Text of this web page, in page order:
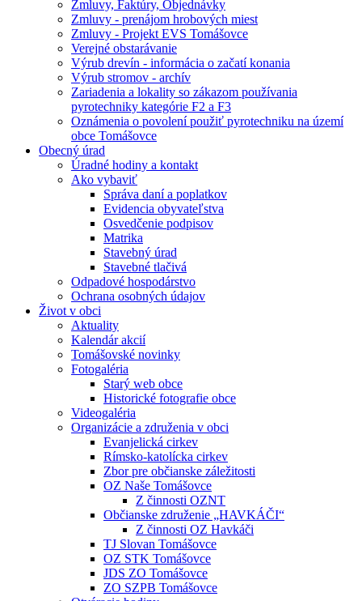
Zmluvy, Faktúry, Objednávky
Zmluvy - prenájom hrobových miest
Zmluvy - Projekt EVS Tomášovce
Verejné obstarávanie
Výrub drevín - informácia o začatí konania
Výrub stromov - archív
Zariadenia a lokality so zákazom používania
pyrotechniky kategórie F2 a F3
Oznámenia o povolení použiť pyrotechniku na území
obce Tomášovce
Obecný úrad
Úradné hodiny a kontakt
Ako vybaviť
Správa daní a poplatkov
Evidencia obyvateľstva
Osvedčenie podpisov
Matrika
Stavebný úrad
Stavebné tlačivá
Odpadové hospodárstvo
Ochrana osobných údajov
Život v obci
Aktuality
Kalendár akcií
Tomášovské novinky
Fotogaléria
Starý web obce
Historické fotografie obce
Videogaléria
Organizácie a združenia v obci
Evanjelická cirkev
Rímsko-katolícka cirkev
Zbor pre občianske záležitosti
OZ Naše Tomášovce
Z činnosti OZNT
Občianske združenie „HAVKÁČI“
Z činnosti OZ Havkáči
TJ Slovan Tomášovce
OZ STK Tomášovce
JDS ZO Tomášovce
ZO SZPB Tomášovce